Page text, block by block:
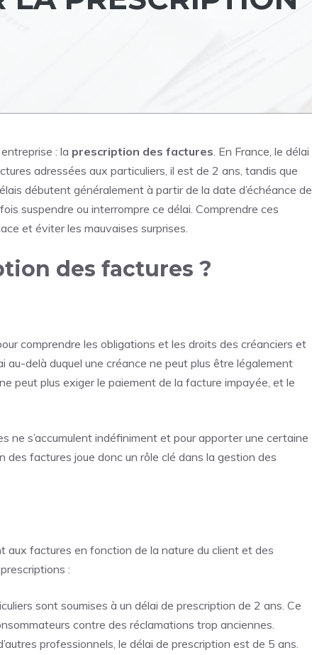
: la prescription des factures. En France, le délai
adressées aux particuliers, il est de 2 ans, tandis que
débutent généralement à partir de la date d’échéance de
suspendre ou interrompre ce délai. Comprendre ces
et éviter les mauvaises surprises.
des factures ?
comprendre les obligations et les droits des créanciers et
au-delà duquel une créance ne peut plus être légalement
peut plus exiger le paiement de la facture impayée, et le
ne s’accumulent indéfiniment et pour apporter une certaine
factures joue donc un rôle clé dans la gestion des
aux factures en fonction de la nature du client et des
:
sont soumises à un délai de prescription de 2 ans. Ce
contre des réclamations trop anciennes.
professionnels, le délai de prescription est de 5 ans.